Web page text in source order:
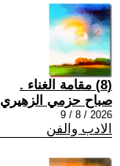
(8) مقامة الغناء .
صباح حزمي الزهيري
2026 / 8 / 9
الادب والفن